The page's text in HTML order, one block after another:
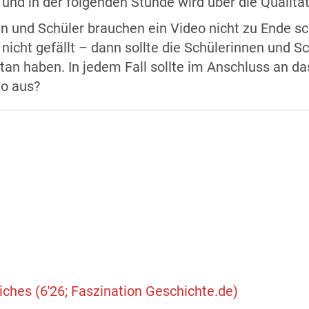
und Schüler brauchen ein Video nicht zu Ende
gefällt – dann sollte die Schülerinnen und
haben. In jedem Fall sollte im Anschluss an
aus?
(6'26; Faszination Geschichte.de)